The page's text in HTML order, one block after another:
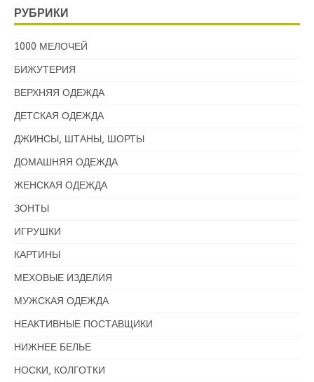
РУБРИКИ
1000 МЕЛОЧЕЙ
БИЖУТЕРИЯ
ВЕРХНЯЯ ОДЕЖДА
ДЕТСКАЯ ОДЕЖДА
ДЖИНСЫ, ШТАНЫ, ШОРТЫ
ДОМАШНЯЯ ОДЕЖДА
ЖЕНСКАЯ ОДЕЖДА
ЗОНТЫ
ИГРУШКИ
КАРТИНЫ
МЕХОВЫЕ ИЗДЕЛИЯ
МУЖСКАЯ ОДЕЖДА
НЕАКТИВНЫЕ ПОСТАВЩИКИ
НИЖНЕЕ БЕЛЬЕ
НОСКИ, КОЛГОТКИ